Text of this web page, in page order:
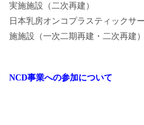
実施施設（二次再建）
日本乳房オンコプラスティックサ
施施設（一次二期再建・二次再建）
NCD事業への参加について